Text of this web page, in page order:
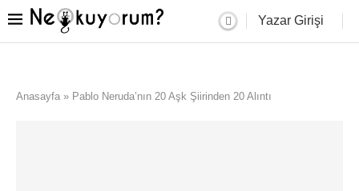
Yazar Girişi
Anasayfa » Pablo Neruda’nın 20 Aşk Şiirinden 20 Alıntı